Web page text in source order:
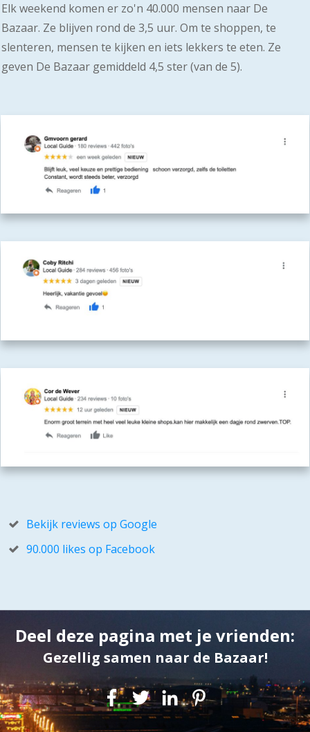
Elk weekend komen er zo'n 40.000 mensen naar De
Bazaar. Ze blijven rond de 3,5 uur. Om te shoppen, te
slenteren, mensen te kijken en iets lekkers te eten. Ze
geven De Bazaar gemiddeld 4,5 ster (van de 5).
Bekijk reviews op Google
90.000 likes op Facebook
Deel deze pagina met je vrienden:
Gezellig samen naar de Bazaar!